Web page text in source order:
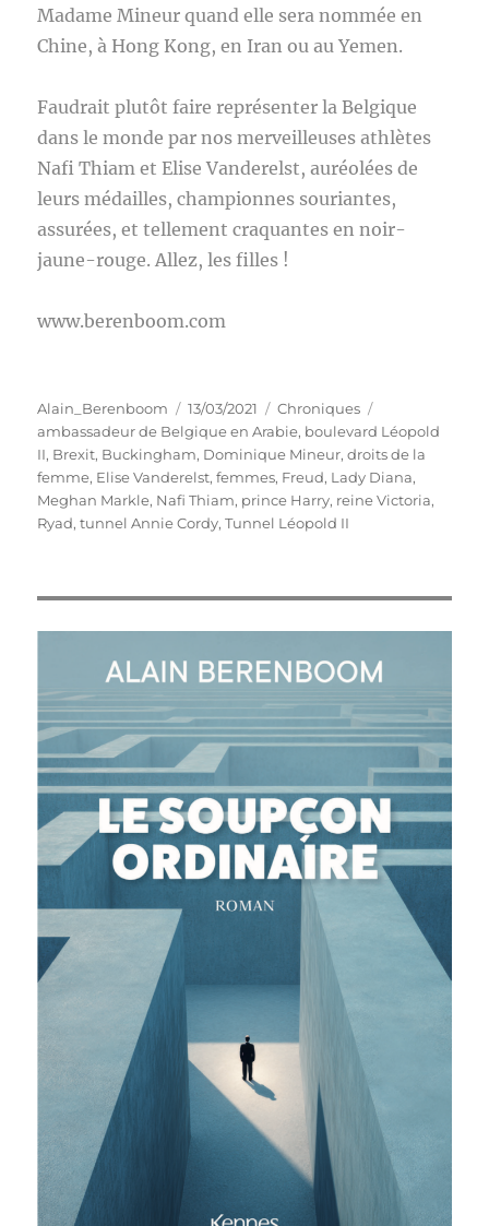
Madame Mineur quand elle sera nommée en
Chine, à Hong Kong, en Iran ou au Yemen.
Faudrait plutôt faire représenter la Belgique
dans le monde par nos merveilleuses athlètes
Nafi Thiam et Elise Vanderelst, auréolées de
leurs médailles, championnes souriantes,
assurées, et tellement craquantes en noir-
jaune-rouge. Allez, les filles !
www.berenboom.com
Auteur
Alain_Berenboom
Publié
le
13/03/2021 Catégories
Chroniques
ambassadeur de Belgique en Arabie, boulevard Léopold
II, Brexit, Buckingham, Dominique Mineur,droits de la
femme, Elise Vanderelst,femmes, Freud, Lady Diana,
Meghan Markle, Nafi Thiam, prince Harry, reine Victoria,
Ryad,tunnel Annie Cordy,Tunnel Léopold II